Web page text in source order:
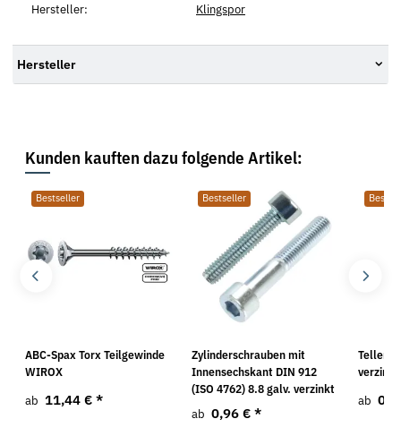
Hersteller:
Klingspor
Hersteller
Kunden kauften dazu folgende Artikel:
Bestseller
ABC-Spax Torx Teilgewinde
WIROX
ab 11,44 € *
Bestseller
Zylinderschrauben mit
Innensechskant DIN 912
(ISO 4762) 8.8 galv. verzinkt
ab 0,96 € *
verzinkt
ab